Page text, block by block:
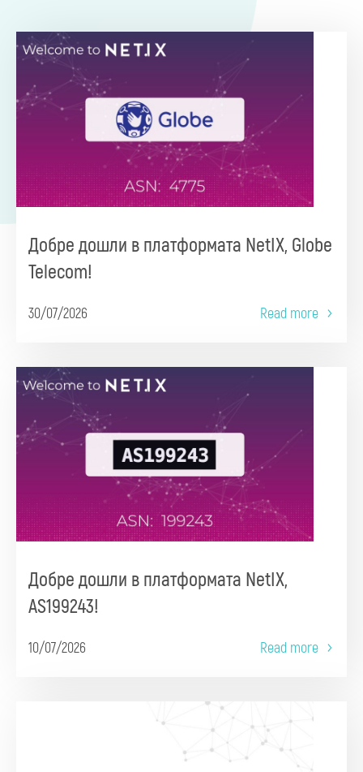
Добре дошли в платформата NetIX, Globe
Telecom!
30/07/2026 Read more
Добре дошли в платформата NetIX,
AS199243!
10/07/2026 Read more